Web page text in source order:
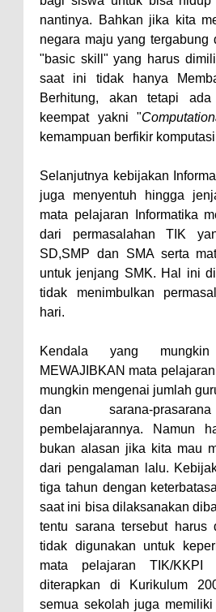
nantinya. Bahkan jika kita
negara maju yang tergabung
"basic skill" yang harus
saat ini tidak hanya
Berhitung, akan tetapi ada
keempat yakni "
kemampuan berfikir
Selanjutnya kebijakan
juga menyentuh hingga
mata pelajaran Informatika
dari permasalahan TIK
SD,SMP dan SMA serta
untuk jenjang SMK. Hal ini
tidak menimbulkan
hari.
Kendala yang
MEWAJIBKAN mata
mungkin mengenai jumlah
dan sarana-
pembelajarannya. Namun
bukan alasan jika kita mau
dari pengalaman lalu.
tiga tahun dengan
saat ini bisa dilaksanakan
tentu sarana tersebut harus
tidak digunakan untuk
mata pelajaran TIK/
diterapkan di Kurikulum
semua sekolah juga memiliki